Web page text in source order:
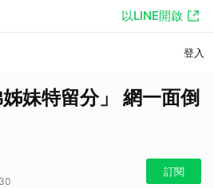
以LINE開啟
登入
妹特留分」 網一面倒
訂閱